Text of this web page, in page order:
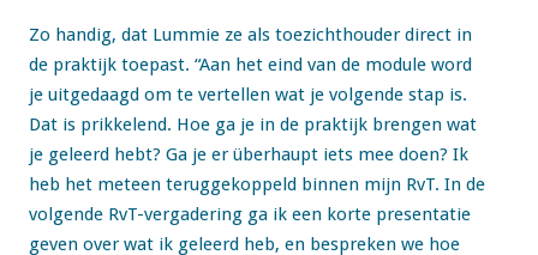
Zo handig, dat Lummie ze als toezichthouder direct in
de praktijk toepast. “Aan het eind van de module word
je uitgedaagd om te vertellen wat je volgende stap is.
Dat is prikkelend. Hoe ga je in de praktijk brengen wat
je geleerd hebt? Ga je er überhaupt iets mee doen? Ik
heb het meteen teruggekoppeld binnen mijn RvT. In de
volgende RvT-vergadering ga ik een korte presentatie
geven over wat ik geleerd heb, en bespreken we hoe